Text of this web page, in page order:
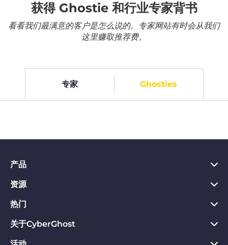
获得 Ghostie 和行业专家背书
看看我们最满意的客户是怎么说的。专家网站有时会从我们
这里赚取推荐费。
专家 Ghosties
产品
PC VPN应用
Chrome VPN应用
Mac VPN应用
Android VPN应用
资源
VPN是什么
Privacy Hub
隐私保护工具
热门
CyberGhost VPN评价
VPN免费试用
关于CyberGhost